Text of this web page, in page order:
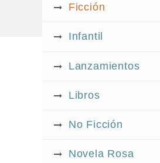
Ficción
Infantil
Lanzamientos
Libros
No Ficción
Novela Rosa